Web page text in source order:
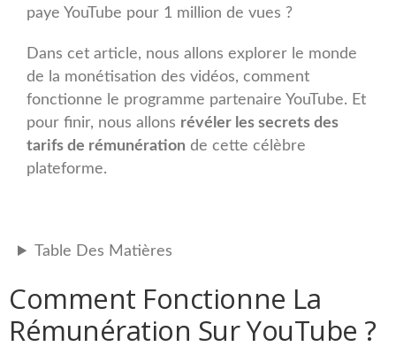
paye YouTube pour 1 million de vues ?
Dans cet article, nous allons explorer le monde
de la monétisation des vidéos, comment
fonctionne le programme partenaire YouTube. Et
pour finir, nous allons révéler les secrets des
tarifs de rémunération de cette célèbre
plateforme.
Table Des Matières
Comment Fonctionne La
Rémunération Sur YouTube ?